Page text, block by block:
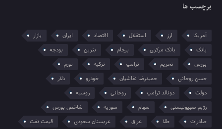
برچسب ها
آمریکا ارز استقلال اقتصاد ایران
بازار
بانک
بانک مرکزی برجام بنزین
بودجه
بورس
تحریم ترامپ ترکیه
تورم
حسن روحانی
حمیدرضا نقاشیان خودرو
دلار
دولت
دونالد ترامپ روحانی
روسیه
رژیم صهیونیستی
سهام سوریه
شاخص بورس
صادرات
طلا عراق عربستان سعودی قیمت نفت